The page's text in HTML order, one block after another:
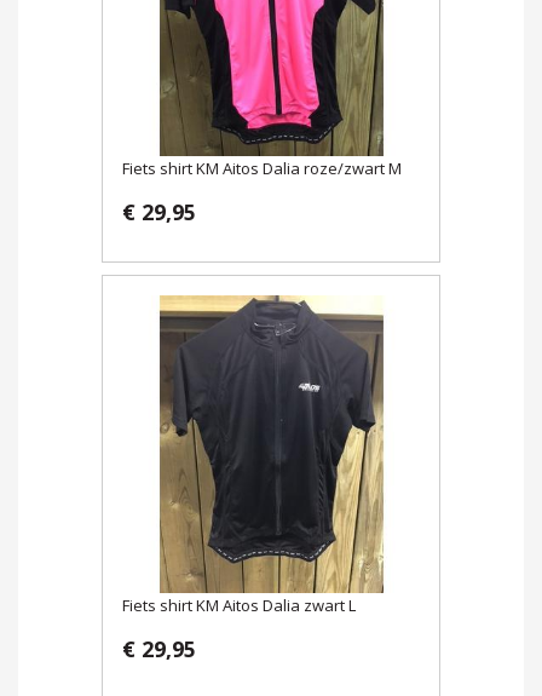
Fiets shirt KM Aitos Dalia roze/zwart M
€ 29,95
Fiets shirt KM Aitos Dalia zwart L
€ 29,95